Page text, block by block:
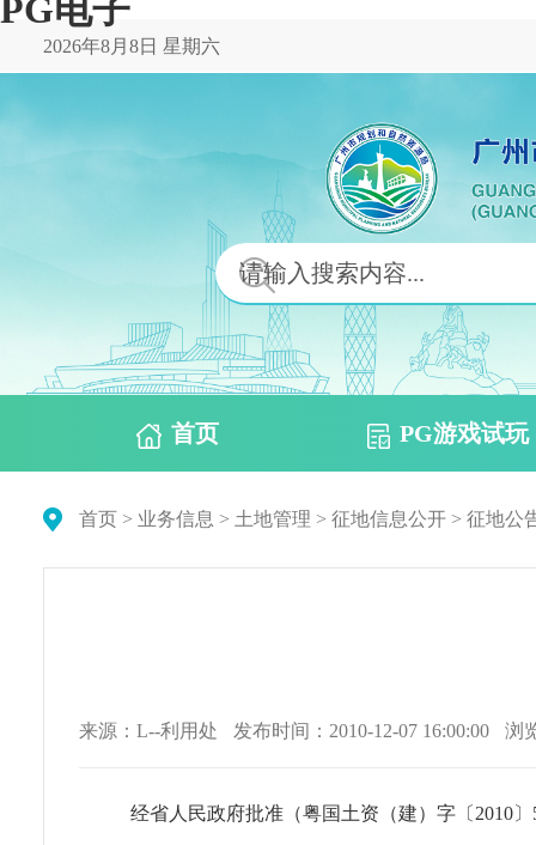
PG电子
2026年8月8日 星期六
首页 PG游戏试玩
首页 > 业务信息 > 土地管理 > 征地信息公开 > 征地公
来源：L--利用处 发布时间：2010-12-07 16:00:00 浏
经省人民政府批准（粤国土资（建）字〔2010